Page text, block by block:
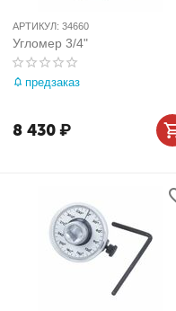
АРТИКУЛ: 34660
Угломер 3/4"
предзаказ
8 430₽